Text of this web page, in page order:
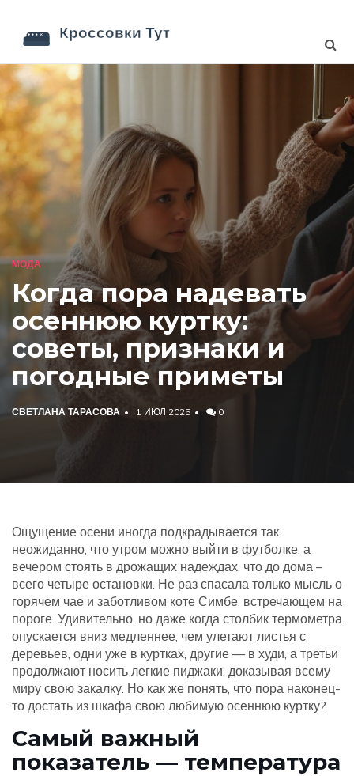
МОДА
Когда пора надевать
осеннюю куртку:
советы, признаки и
погодные приметы
СВЕТЛАНА ТАРАСОВА 1 ИЮЛ 2025 0
Ощущение осени иногда подкрадывается так
неожиданно, что утром можно выйти в футболке, а
вечером стоять в дрожащих надеждах, что до дома –
всего четыре остановки. Не раз спасала только мысль о
горячем чае и заботливом коте Симбе, встречающем на
пороге. Удивительно, но даже когда столбик термометра
опускается вниз медленнее, чем улетают листья с
деревьев, одни уже в куртках, другие — в худи, а третьи
продолжают носить легкие пиджаки, доказывая всему
миру свою закалку. Но как же понять, что пора наконец-
то достать из шкафа свою любимую осеннюю куртку?
Самый важный
показатель — температура